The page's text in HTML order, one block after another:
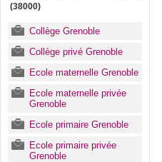
(38000)
Collège Grenoble
Collège privé Grenoble
Ecole maternelle Grenoble
Ecole maternelle privée
Grenoble
Ecole primaire Grenoble
Ecole primaire privée
Grenoble